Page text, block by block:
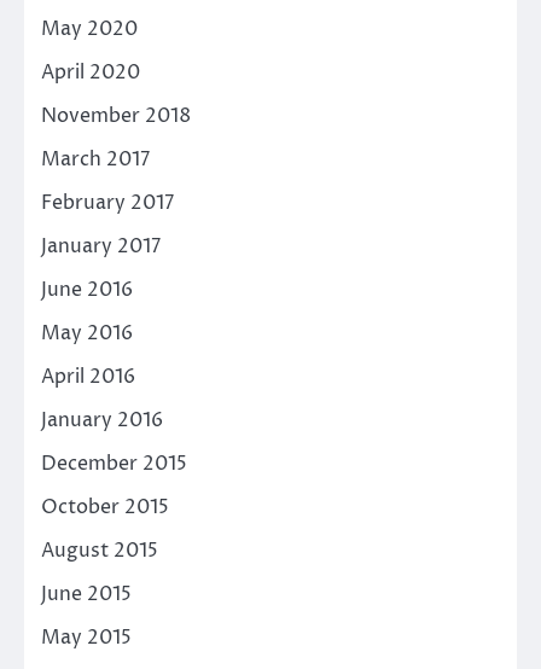
May 2020
April 2020
November 2018
March 2017
February 2017
January 2017
June 2016
May 2016
April 2016
January 2016
December 2015
October 2015
August 2015
June 2015
May 2015